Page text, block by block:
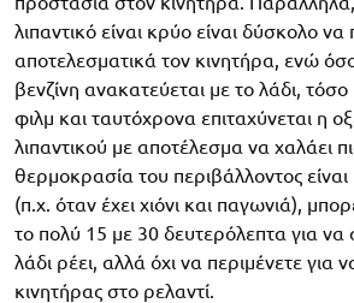
λιπαντικό είναι κρύο είναι δύσκολο
αποτελεσματικά τον κινητήρα, ενώ
βενζίνη ανακατεύεται με το λάδι, τόσο
φιλμ και ταυτόχρονα επιταχύνεται η
λιπαντικού με αποτέλεσμα να χαλάει
θερμοκρασία του περιβάλλοντος
(π.χ. όταν έχει χιόνι και παγωνιά),
το πολύ 15 με 30 δευτερόλεπτα για να
λάδι ρέει, αλλά όχι να περιμένετε για
κινητήρας στο ρελαντί.